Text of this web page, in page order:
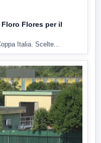
Flores per il
Italia. Scelte...